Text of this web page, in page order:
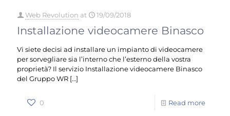
Web Revolution at 19/09/2018
Installazione videocamere Binasco
Vi siete decisi ad installare un impianto di videocamere
per sorvegliare sia l’interno che l’esterno della vostra
proprietà? Il servizio Installazione videocamere Binasco
del Gruppo WR […]
0 Read more